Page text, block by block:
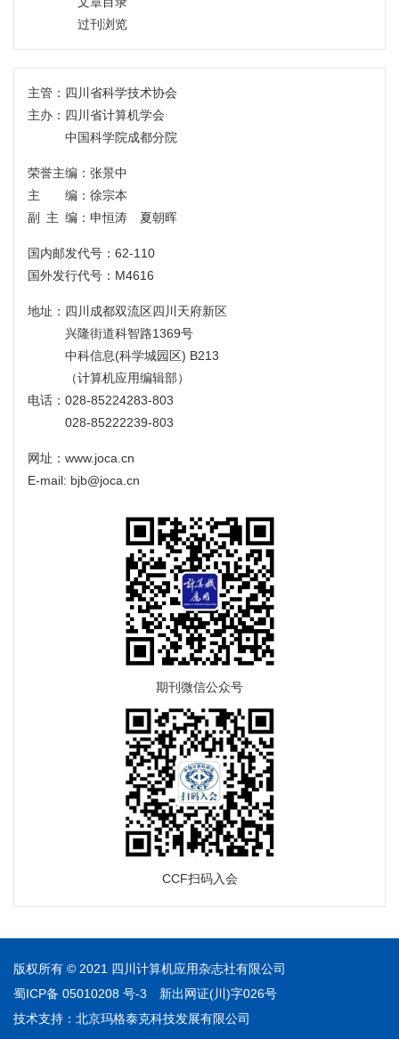
过刊浏览
主管： 四川省科学技术协会
主办： 四川省计算机学会
中国科学院成都分院
荣誉主编：张景中
主 编：徐宗本
副主编 ：申恒涛 夏朝晖
国内邮发代号：62-110
国外发行代号：M4616
地址：四川成都双流区四川天府新区
兴隆街道科智路1369号
中科信息(科学城园区) B213
（计算机应用编辑部）
电话：028-85224283-803
028-85222239-803
网址：www.joca.cn
E-mail: bjb@joca.cn
期刊微信公众号
CCF扫码入会
版权所有 © 2021 四川计算机应用杂志社有限公司
蜀ICP备 05010208 号-3 新出网证(川)字026号
技术支持： 北京玛格泰克科技发展有限公司